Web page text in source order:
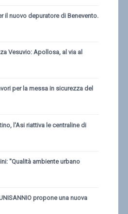
il nuovo depuratore di Benevento.
Vesuvio: Apollosa, al via al
per la messa in sicurezza del
l'Asi riattiva le centraline di
''Qualità ambiente urbano
propone una nuova